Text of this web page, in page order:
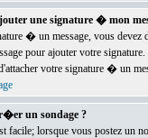
une signature � mon
� un message, vous
pour ajouter votre
votre signature � un
un sondage ?
facile; lorsque vous postez un